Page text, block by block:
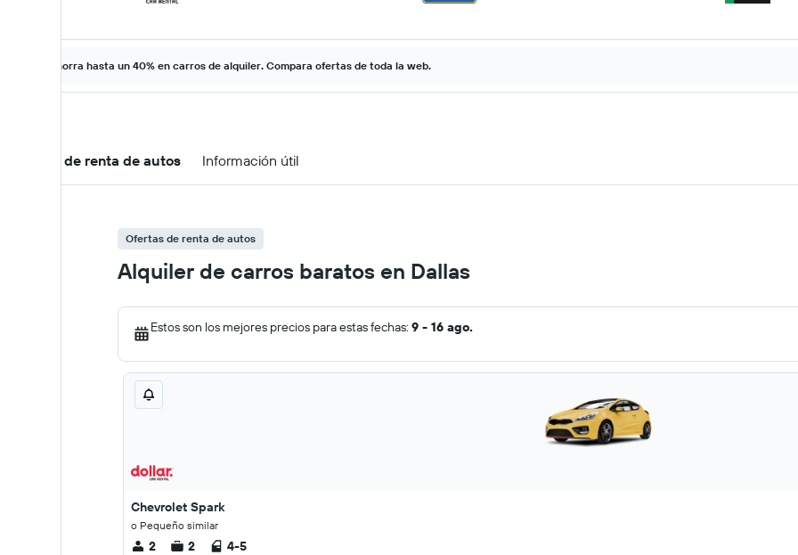
Ahorra hasta un 40% en carros de alquiler. Compara ofertas de toda la web.
Ofertas de renta de autos Información útil
Ofertas de renta de autos
Alquiler de carros baratos en Dallas
Estos son los mejores precios para estas fechas: 9 - 16 ago.
Chevrolet Spark
o Pequeño similar
2 2 4-5